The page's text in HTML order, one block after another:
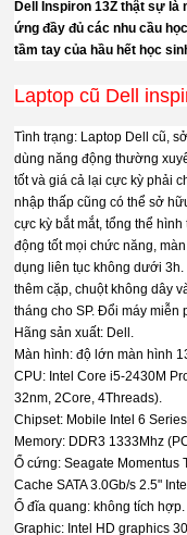
Dell Inspiron 13Z thật sự là
ứng đầy đủ các nhu cầu
tầm tay của hầu hết học
Laptop cũ Dell
Tình trạng: Laptop Dell cũ,
dùng năng động thường
tốt và giá cả lại cực kỳ phải
nhập thấp cũng có thể sở
cực kỳ bắt mắt, tổng thể
động tốt mọi chức năng,
dụng liên tục không dưới 3h.
thêm cặp, chuột không dây
tháng cho SP. Đổi máy miễn
Hãng sản xuất: Dell.
Màn hình: độ lớn màn hình
CPU: Intel Core i5-2430M
32nm, 2Core, 4Threads).
Chipset: Mobile Intel 6
Memory: DDR3 1333Mhz
Ổ cứng: Seagate Momentus
Cache SATA 3.0Gb/s 2.5"
Ổ đĩa quang: không tích hợp.
Graphic: Intel HD graphics